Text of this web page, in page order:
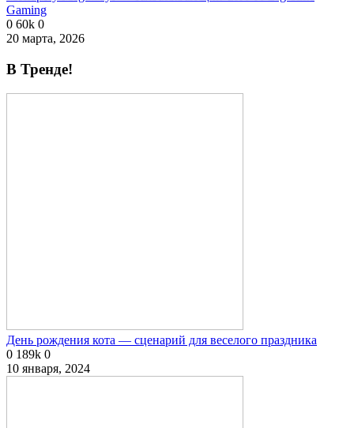
Gaming
0 60k 0
20 марта, 2026
В Тренде!
День рождения кота — сценарий для веселого праздника
0 189k 0
10 января, 2024